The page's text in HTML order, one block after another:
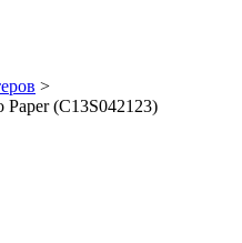
>
Paper (C13S042123)